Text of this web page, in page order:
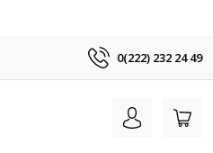
0(222) 232 24 49